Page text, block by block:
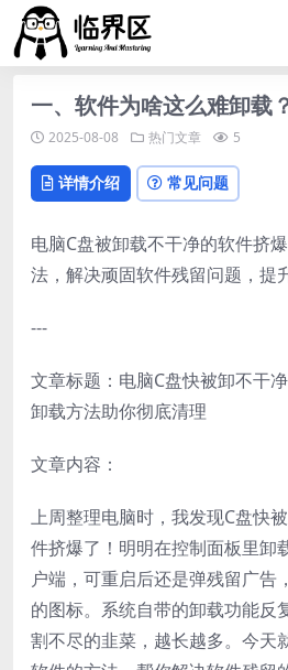
一、软件为啥这么难卸载
2025-08-08 热门文章 5
详情介绍 常见问题
电脑C盘被卸载不干净的软件挤
法，解决顽固软件残留问题，提
---
文章标题：电脑C盘快被卸不干
卸载方法助你彻底清理
文章内容：
上周整理电脑时，我发现C盘快
件挤爆了！明明在控制面板里卸
户端，可重启后还是弹残留广告
的图标。系统自带的卸载功能反
割不尽的韭菜，越长越多。今天